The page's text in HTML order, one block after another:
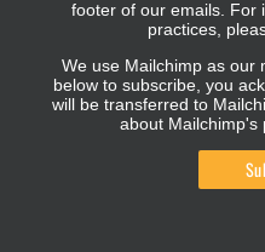
footer of our emails. For
practices,
We use Mailchimp as our
below to subscribe, you
will be transferred to
about Mailchimp's